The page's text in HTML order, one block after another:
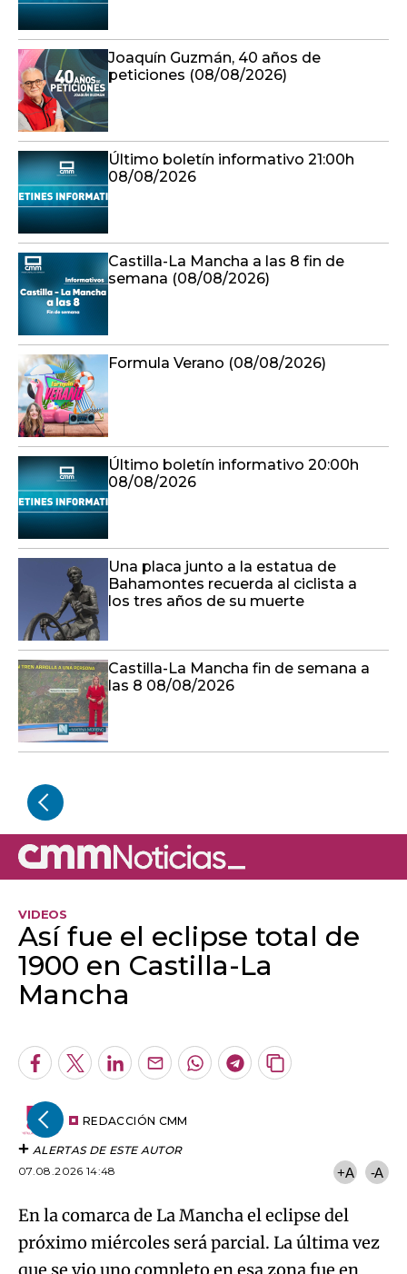
Joaquín Guzmán, 40 años de
peticiones (08/08/2026)
Último boletín informativo 21:00h
08/08/2026
Castilla-La Mancha a las 8 fin de
semana (08/08/2026)
Formula Verano (08/08/2026)
Último boletín informativo 20:00h
08/08/2026
Una placa junto a la estatua de
Bahamontes recuerda al ciclista a
los tres años de su muerte
Castilla-La Mancha fin de semana a
las 8 08/08/2026
VIDEOS
Así fue el eclipse total de
1900 en Castilla-La
Mancha
Facebook
TwitterLinkedInEnviarWhatsapp
Telegram
Copiar
REDACCIÓN CMM
ALERTAS DE ESTE AUTOR
07.08.2026 14:48
+A -A
En la comarca de La Mancha el eclipse del
próximo miércoles será parcial. La última vez